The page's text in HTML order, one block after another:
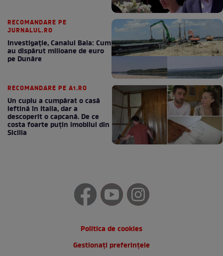
RECOMANDARE PE
JURNALUL.RO
Investigație, Canalul Bala: Cum
au dispărut milioane de euro
pe Dunăre
RECOMANDARE PE A1.RO
Un cuplu a cumpărat o casă
ieftină în Italia, dar a
descoperit o capcană. De ce
costa foarte puțin imobilul din
Sicilia
Politica de cookies
Gestionați preferințele